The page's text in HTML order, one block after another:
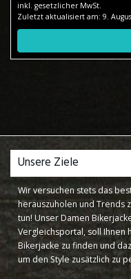
inkl. gesetzlicher MwSt.
Zuletzt aktualisiert am: 9.
Unsere Ziele
Wir versuchen stets das
herauszuholen und Trends
tun! Unser Damen
Vergleichsportal, soll Ihnen
Bikerjacke zu finden und
um den Style zusätzlich zu